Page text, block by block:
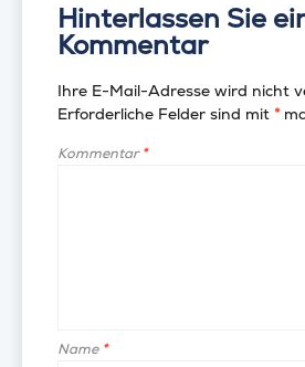
Hinterlassen Sie
Kommentar
Ihre E-Mail-Adresse wird nicht
Erforderliche Felder sind mit *
Kommentar*
Name *